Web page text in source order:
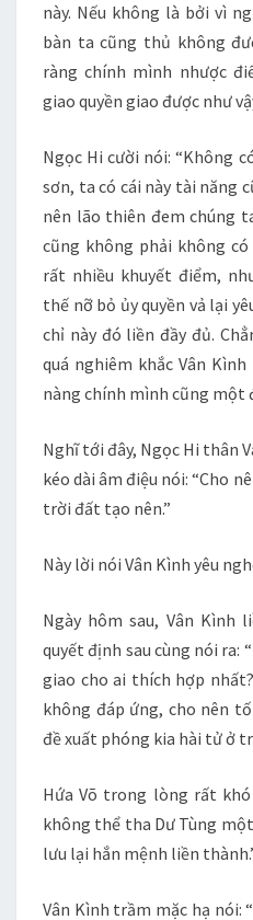
này. Nếu không là bởi vì
bàn ta cũng thủ không
ràng chính mình nhược
giao quyền giao được như
Ngọc Hi cười nói: “Không
sơn, ta có cái này tài năng
nên lão thiên đem chúng
cũng không phải không có
rất nhiều khuyết điểm,
thế nỡ bỏ ủy quyền vả lại
chỉ này đó liền đầy đủ.
quá nghiêm khắc Vân
nàng chính mình cũng một
Nghĩ tới đây, Ngọc Hi thân
kéo dài âm điệu nói: “Cho
trời đất tạo nên.”
Này lời nói Vân Kình yêu
Ngày hôm sau, Vân Kình
quyết định sau cùng nói ra:
giao cho ai thích hợp
không đáp ứng, cho nên
đề xuất phóng kia hài tử ở
Hứa Võ trong lòng rất
không thể tha Dư Tùng
lưu lại hắn mệnh liền
Vân Kình trầm mặc hạ nói: